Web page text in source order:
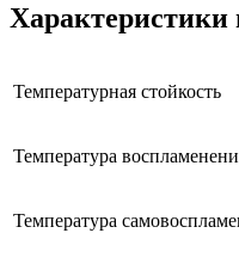
Характеристики
Температурная стойкость
Температура
Температура